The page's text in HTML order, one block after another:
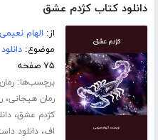
دانلود کتاب کژدم عشق
از: الهام نعیمی
موضوع:
۷۵ صفحه
برچسب‌ها:رمان
رمان هیجانی،
کژدم عشق،
اف،دانلود